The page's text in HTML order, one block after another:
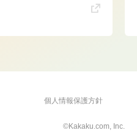
個人情報保護方針
©Kakaku.com, Inc.